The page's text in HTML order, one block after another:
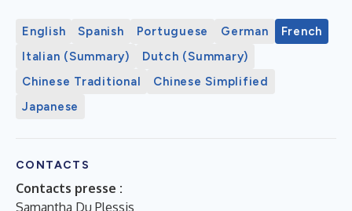
English Spanish Portuguese German
French
Italian (Summary)
Dutch (Summary)
Chinese Traditional
Chinese Simplified
Japanese
CONTACTS
Contacts presse :
Samantha Du Plessis